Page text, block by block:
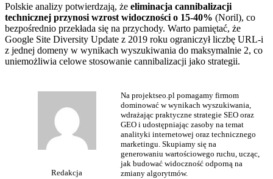
Polskie analizy potwierdzają, że eliminacja cannibalizacji
technicznej przynosi wzrost widoczności o 15-40% (Noril), co
bezpośrednio przekłada się na przychody. Warto pamiętać, że
Google Site Diversity Update z 2019 roku ograniczył liczbę URL-i
z jednej domeny w wynikach wyszukiwania do maksymalnie 2, co
uniemożliwia celowe stosowanie cannibalizacji jako strategii.
Redakcja
Na projektseo.pl pomagamy firmom
dominować w wynikach wyszukiwania,
wdrażając praktyczne strategie SEO oraz
GEO i udostępniając zasoby na temat
analityki internetowej oraz technicznego
marketingu. Skupiamy się na
generowaniu wartościowego ruchu, ucząc,
jak budować widoczność odporną na
zmiany algorytmów.